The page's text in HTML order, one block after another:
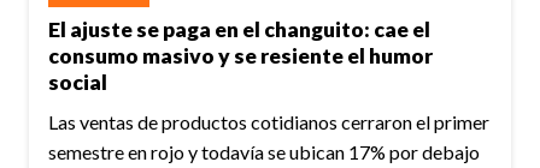
El ajuste se paga en el changuito: cae el
consumo masivo y se resiente el humor
social
Las ventas de productos cotidianos cerraron el primer
semestre en rojo y todavía se ubican 17% por debajo